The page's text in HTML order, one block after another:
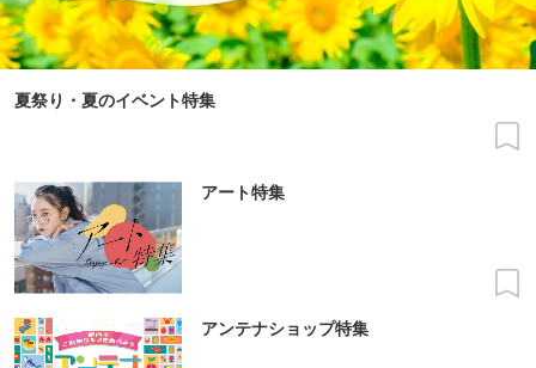
夏祭り・夏のイベント特集
アート特集
アンテナショップ特集